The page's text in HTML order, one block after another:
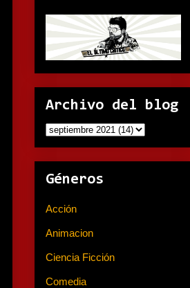
Archivo del blog
Géneros
Acción
Animacion
Ciencia Ficción
Comedia